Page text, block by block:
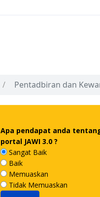
Pentadbiran dan
Apa pendapat anda
portal JAWI 3.0 ?
Sangat Baik
Baik
Memuaskan
Tidak Memuaskan